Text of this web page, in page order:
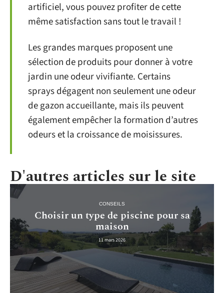
artificiel, vous pouvez profiter de cette
même satisfaction sans tout le travail !
Les grandes marques proposent une
sélection de produits pour donner à votre
jardin une odeur vivifiante. Certains
sprays dégagent non seulement une odeur
de gazon accueillante, mais ils peuvent
également empêcher la formation d’autres
odeurs et la croissance de moisissures.
D'autres articles sur le site
CONSEILS
Choisir un type de piscine pour sa
maison
11 mars 2026